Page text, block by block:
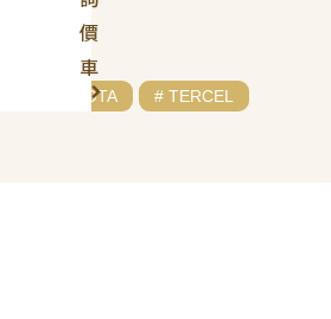
價
車
# TOYOTA # TERCEL